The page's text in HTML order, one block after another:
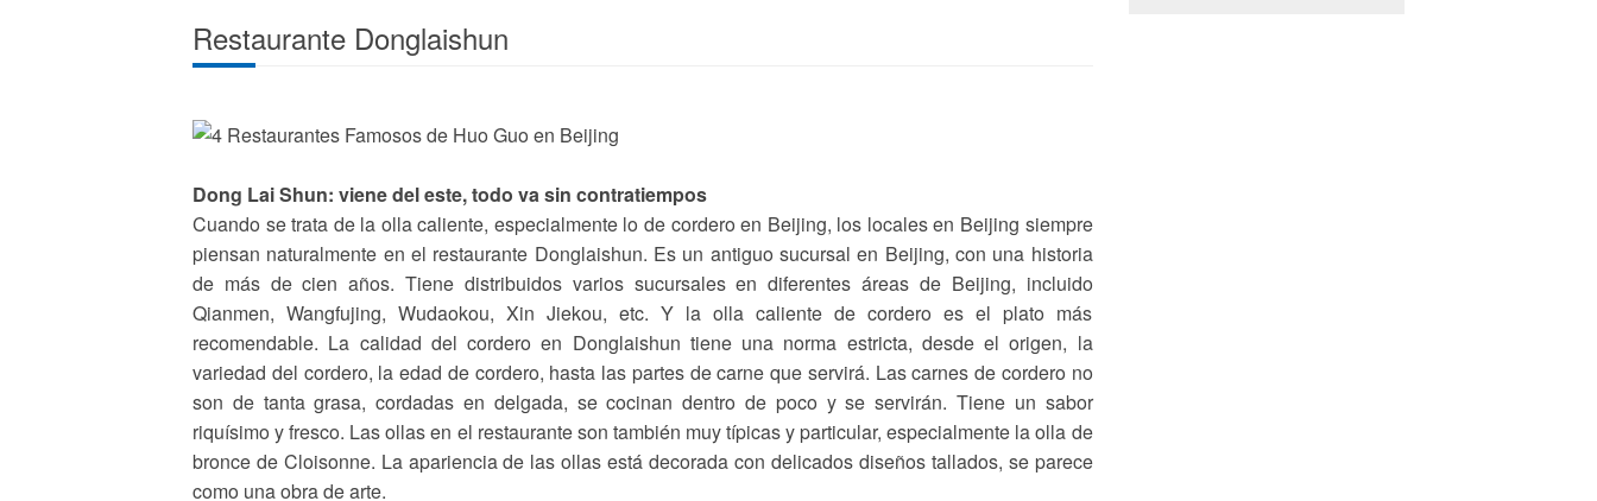
Restaurante Donglaishun
Dong Lai Shun: viene del este, todo va sin contratiempos
Cuando se trata de la olla caliente, especialmente lo de cordero en Beijing, los locales en Beijing siempre
piensan naturalmente en el restaurante Donglaishun. Es un antiguo sucursal en Beijing, con una historia
de más de cien años. Tiene distribuidos varios sucursales en diferentes áreas de Beijing, incluido
Qianmen, Wangfujing, Wudaokou, Xin Jiekou, etc. Y la olla caliente de cordero es el plato más
recomendable. La calidad del cordero en Donglaishun tiene una norma estricta, desde el origen, la
variedad del cordero, la edad de cordero, hasta las partes de carne que servirá. Las carnes de cordero no
son de tanta grasa, cordadas en delgada, se cocinan dentro de poco y se servirán. Tiene un sabor
riquísimo y fresco. Las ollas en el restaurante son también muy típicas y particular, especialmente la olla de
bronce de Cloisonne. La apariencia de las ollas está decorada con delicados diseños tallados, se parece
como una obra de arte.